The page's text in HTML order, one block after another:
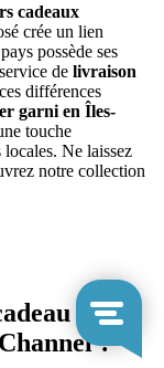
cadeaux
crée un lien
possède ses
de livraison
différences
garni en Îles-
touche
Ne laissez
notre collection
pour
?